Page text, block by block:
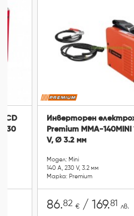
230
Инверторен
Premium MMA-140MINI
V, Ø 3.2 мм
Модел: Mini
140 A, 230 V, 3.2 мм
Марка: Premium
86.82 € / 169.81 лв.